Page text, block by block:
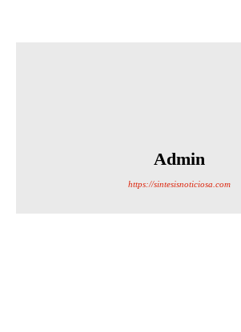
Admin
https://sintesisnoticiosa.com